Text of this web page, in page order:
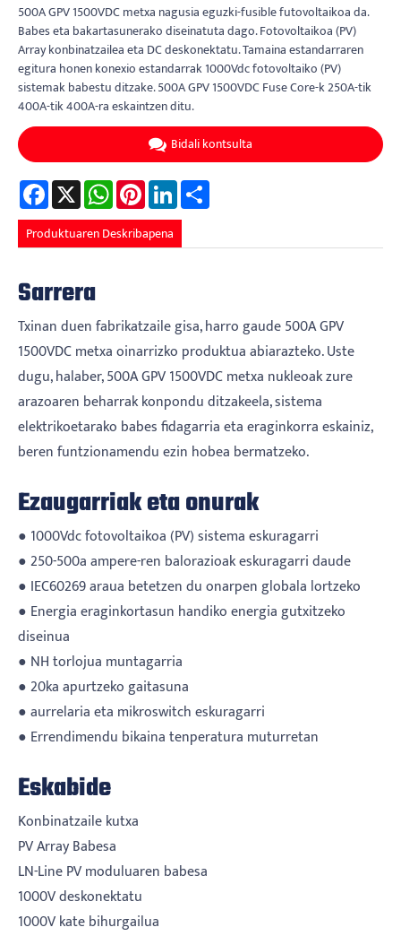
500A GPV 1500VDC metxa nagusia eguzki-fusible futovoltaikoa da.
Babes eta bakartasunerako diseinatuta dago. Fotovoltaikoa (PV)
Array konbinatzailea eta DC deskonektatu. Tamaina estandarraren
egitura honen konexio estandarrak 1000Vdc fotovoltaiko (PV)
sistemak babestu ditzake. 500A GPV 1500VDC Fuse Core-k 250A-tik
400A-tik 400A-ra eskaintzen ditu.
Bidali kontsulta
Facebook
X WhatsAppPinterestLinkedIn
Produktuaren Deskribapena
Sarrera
Txinan duen fabrikatzaile gisa, harro gaude 500A GPV
1500VDC metxa oinarrizko produktua abiarazteko. Uste
dugu, halaber, 500A GPV 1500VDC metxa nukleoak zure
arazoaren beharrak konpondu ditzakeela, sistema
elektrikoetarako babes fidagarria eta eraginkorra eskainiz,
beren funtzionamendu ezin hobea bermatzeko.
Ezaugarriak eta onurak
● 1000Vdc fotovoltaikoa (PV) sistema eskuragarri
● 250-500a ampere-ren balorazioak eskuragarri daude
● IEC60269 araua betetzen du onarpen globala lortzeko
● Energia eraginkortasun handiko energia gutxitzeko
diseinua
● NH torlojua muntagarria
● 20ka apurtzeko gaitasuna
● aurrelaria eta mikroswitch eskuragarri
● Errendimendu bikaina tenperatura muturretan
Eskabide
Konbinatzaile kutxa
PV Array Babesa
LN-Line PV moduluaren babesa
1000V deskonektatu
1000V kate bihurgailua